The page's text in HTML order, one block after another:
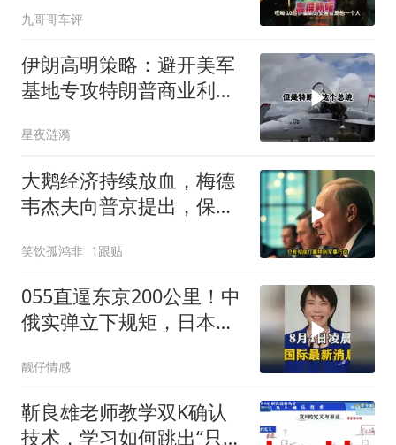
九哥哥车评
伊朗高明策略：避开美军
基地专攻特朗普商业利益
星夜涟漪
大鹅经济持续放血，梅德
韦杰夫向普京提出，保住
笑饮孤鸿非 1跟贴
055直逼东京200公里！中
俄实弹立下规矩，日本除
靓仔情感
靳良雄老师教学双K确认
技术，学习如何跳出“只看